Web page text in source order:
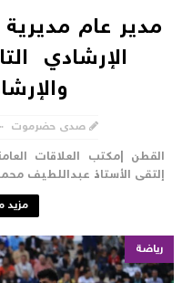
مدير عام
الإرشادي
صدى حضرموت
|مكتب العلاقات العامة
الأستاذ عبداللطيف محمد
مزيد من
رياضة